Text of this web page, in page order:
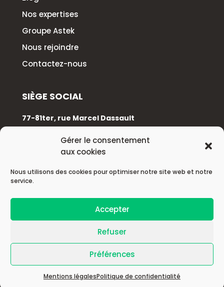
Gérer le consentement
aux cookies
Nous utilisons des cookies pour optimiser notre site web et notre
service.
Accepter
Refuser
Préférences
Mentions légalesPolitique de confidentialité
Nos expertises
Groupe Astek
Nous rejoindre
Contactez-nous
SIÈGE SOCIAL
77-81ter, rue Marcel Dassault
92100 Boulogne-Billancourt
| Politique de confidentialité |